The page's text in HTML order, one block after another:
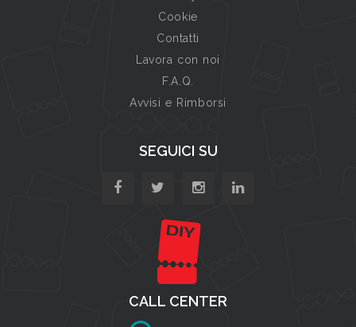
Cookie
Contatti
Lavora con noi
F.A.Q.
Avvisi e Rimborsi
SEGUICI SU
CALL CENTER